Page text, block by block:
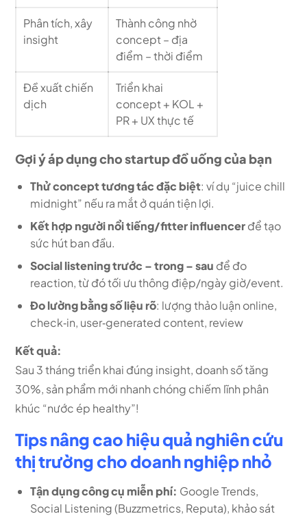
Phân tích, xây
insight
Thành công nhờ
concept – địa
điểm – thời điểm
Đề xuất chiến
dịch
Triển khai
concept + KOL +
PR + UX thực tế
Gợi ý áp dụng cho startup đồ uống của bạn
Thử concept tương tác đặc biệt: ví dụ “juice chill
midnight” nếu ra mắt ở quán tiện lợi.
Kết hợp người nổi tiếng/fitter influencerđể tạo
sức hút ban đầu.
Social listening trước – trong – sau để đo
reaction, từ đó tối ưu thông điệp/ngày giờ/event.
Đo lường bằng số liệu rõ: lượng thảo luận online,
check‑in, user‑generated content, review
Kết quả:
Sau 3 tháng triển khai đúng insight, doanh số tăng
30%, sản phẩm mới nhanh chóng chiếm lĩnh phân
khúc “nước ép healthy”!
Tips nâng cao hiệu quả nghiên cứu
thị trường cho doanh nghiệp nhỏ
Tận dụng công cụ miễn phí: Google Trends,
Social Listening (Buzzmetrics, Reputa), khảo sát